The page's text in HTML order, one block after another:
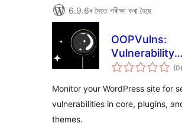
6.9.6ৰ সৈতে পৰীক্ষা কৰা হৈছে
OOPVulns:
Vulnerability
Scanner
(0টা
মুঠ)
Monitor your WordPress site for
vulnerabilities in core, plugins,
themes.